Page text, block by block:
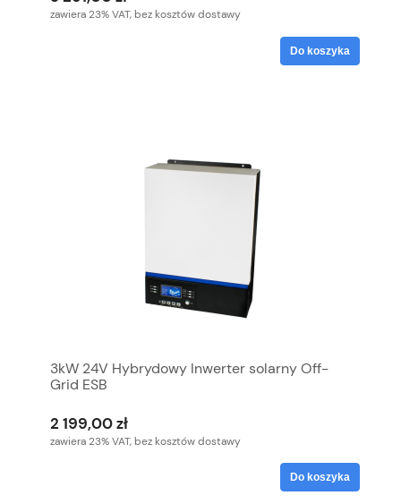
zawiera 23% VAT, bez kosztów dostawy
Do koszyka
3kW 24V Hybrydowy Inwerter solarny Off-
Grid ESB
2 199,00 zł
zawiera 23% VAT, bez kosztów dostawy
Do koszyka